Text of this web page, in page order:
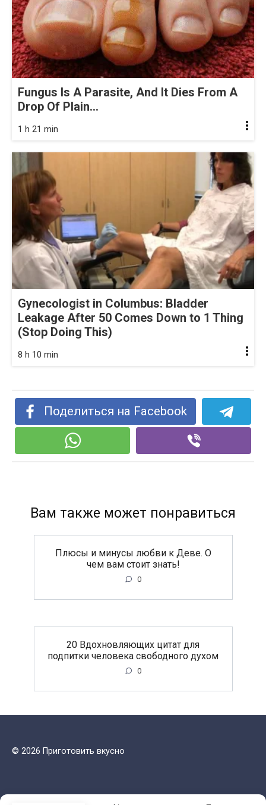
Fungus Is A Parasite, And It Dies From A
Drop Of Plain...
1 h 21 min
Gynecologist in Columbus: Bladder
Leakage After 50 Comes Down to 1 Thing
(Stop Doing This)
8 h 10 min
Поделиться на Facebook
Вам также может понравиться
Плюсы и минусы любви к Деве. О
чем вам стоит знать!
0
20 Вдохновляющих цитат для
подпитки человека свободного духом
0
© 2026 Приготовить вкусно